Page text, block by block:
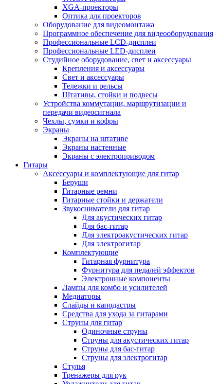
XGA-проекторы
Оптика для проекторов
Оборудование для видеомонтажа
Программное обеспечение для видеооборудования
Профессиональные LCD-дисплеи
Профессиональные LED-дисплеи
Студийное оборудование, свет и аксессуары
Крепления и аксессуары
Свет и аксессуары
Тележки и рельсы
Штативы, стойки и подвесы
Устройства коммутации, маршрутизации и
передачи видеосигнала
Чехлы, сумки и кофры
Экраны
Экраны на штативе
Экраны настенные
Экраны с электроприводом
Гитары
Аксессуары и комплектующие для гитар
Беруши
Гитарные ремни
Гитарные стойки и держатели
Звукосниматели для гитар
Для акустических гитар
Для бас-гитар
Для электроакустических гитар
Для электрогитар
Комплектующие
Гитарная фурнитура
Фурнитура для педалей эффектов
Электронные компоненты
Лампы для комбо и усилителей
Медиаторы
Слайды и каподастры
Средства для ухода за гитарами
Струны для гитар
Одиночные струны
Струны для акустических гитар
Струны для бас-гитар
Струны для электрогитар
Стулья
Тренажеры для рук